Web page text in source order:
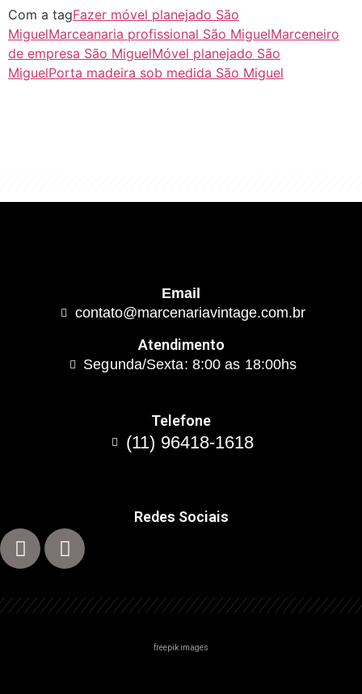
Com a tagFazer móvel planejado São
MiguelMarceanaria profissional São MiguelMarceneiro
de empresa São MiguelMóvel planejado São
MiguelPorta madeira sob medida São Miguel
Email
contato@marcenariavintage.com.br
Atendimento
Segunda/Sexta: 8:00 as 18:00hs
Telefone
(11) 96418-1618
Redes Sociais
freepik images